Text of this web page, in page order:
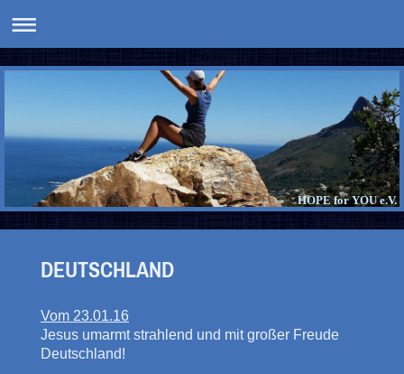
HOPE for YOU e.V.
DEUTSCHLAND
Vom 23.01.16
Jesus umarmt strahlend und mit großer Freude
Deutschland!